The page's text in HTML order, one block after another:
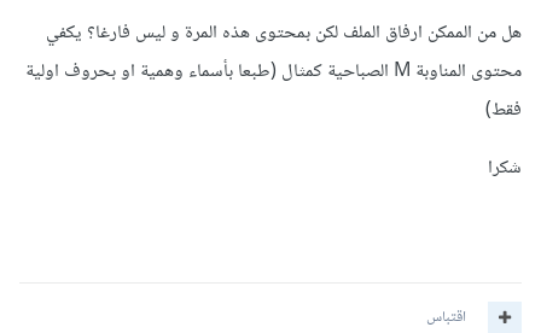
هل من الممكن ارفاق الملف لكن بمحتوى هذه المرة و ليس فارغا؟ يكفي
محتوى المناوبة M الصباحية كمثال (طبعا بأسماء وهمية او بحروف اولية
فقط)
شكرا
اقتباس